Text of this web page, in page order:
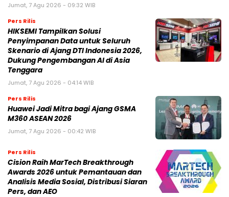
Jumat, 7 Agu 2026 - 09:32 WIB
Pers Rilis
HIKSEMI Tampilkan Solusi
Penyimpanan Data untuk Seluruh
Skenario di Ajang DTI Indonesia 2026,
Dukung Pengembangan AI di Asia
Tenggara
Jumat, 7 Agu 2026 - 04:14 WIB
Pers Rilis
Huawei Jadi Mitra bagi Ajang GSMA
M360 ASEAN 2026
Jumat, 7 Agu 2026 - 00:42 WIB
Pers Rilis
Cision Raih MarTech Breakthrough
Awards 2026 untuk Pemantauan dan
Analisis Media Sosial, Distribusi Siaran
Pers, dan AEO